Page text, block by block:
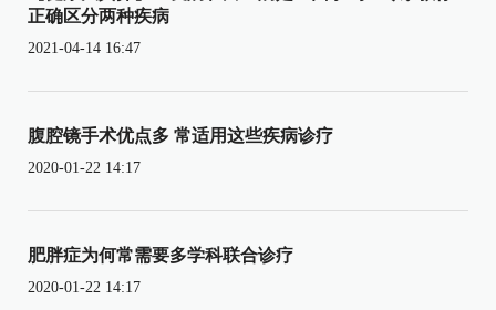
正确区分两种疾病
2021-04-14 16:47
腹腔镜手术优点多 常适用这些疾病诊疗
2020-01-22 14:17
肥胖症为何常需要多学科联合诊疗
2020-01-22 14:17